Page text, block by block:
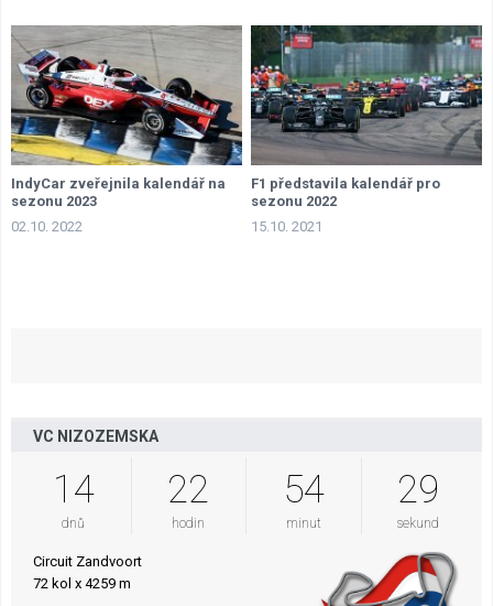
IndyCar zveřejnila kalendář na
sezonu 2023
02.10. 2022
F1 představila kalendář pro
sezonu 2022
15.10. 2021
VC NIZOZEMSKA
14
dnů
22
hodin
54
minut
27
sekund
Circuit Zandvoort
72 kol x 4259 m